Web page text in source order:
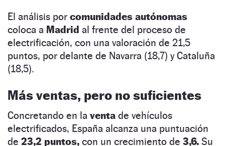
El análisis por comunidades autónomas
coloca a Madrid al frente del proceso de
electrificación, con una valoración de 21,5
puntos, por delante de Navarra (18,7) y Cataluña
(18,5).
Más ventas, pero no suficientes
Concretando en la venta de vehículos
electrificados, España alcanza una puntuación
de 23,2 puntos, con un crecimiento de 3,6. Su